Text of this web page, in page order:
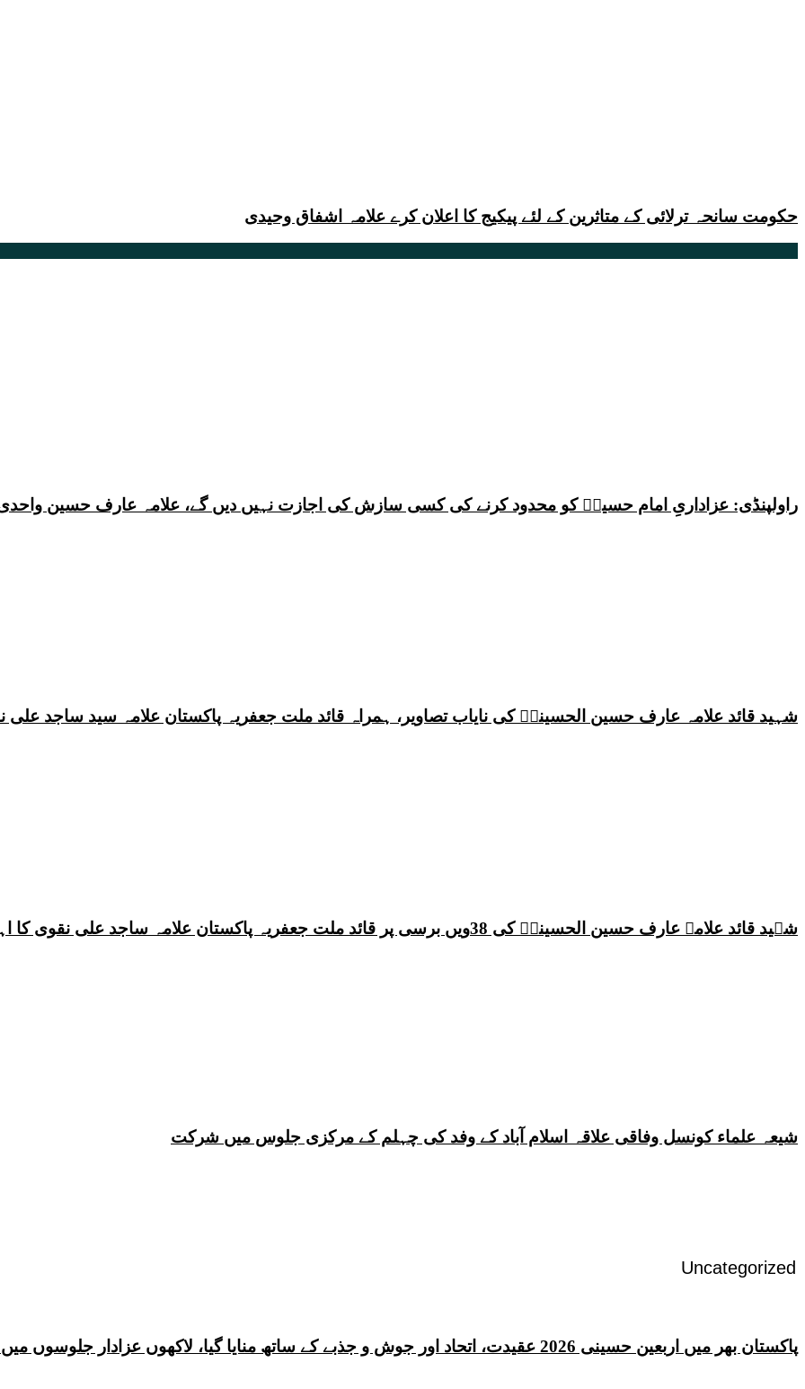
Uncategorized
حکومت سانحہ ترلائی کے متاثرین کے لئے پیکیج کا اعلان کرے علامہ اشفاق وحیدی
راولپنڈی: عزاداریِ امام حسینؑ کو محدود کرنے کی کسی سازش کی اجازت نہیں دیں گے، علامہ عارف حسین
شہید قائد علامہ عارف حسین الحسینیؒ کی نایاب تصاویر، ہمراہ قائد ملت جعفریہ پاکستان علامہ سید ساجد علی
شہید قائد علامہ عارف حسین الحسینیؒ کی 38ویں برسی پر قائد ملت جعفریہ پاکستان علامہ ساجد علی نقوی کا اہم پیغام
شیعہ علماء کونسل وفاقی علاقہ اسلام آباد کے وفد کی چہلم کے مرکزی جلوس میں شرکت
پاکستان بھر میں اربعین حسینی 2026 عقیدت، اتحاد اور جوش و جذبے کے ساتھ منایا گیا، لاکھوں عزادار جلوسوں میں شریک